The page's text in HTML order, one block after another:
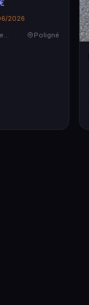
2026
Destockage & Invendus
Poligné